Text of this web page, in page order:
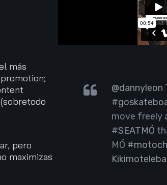
más
pero
maximizas
@dannyleon
move freely
#SEATMÓ
MÓ
Kikimoteleba